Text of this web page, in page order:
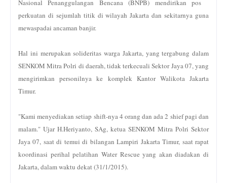
Nasional Penanggulangan Bencana (BNPB) mendirikan pos
perkuatan di sejumlah titik di wilayah Jakarta dan sekitarnya guna
mewaspadai ancaman banjir.
Hal ini merupakan solideritas warga Jakarta, yang tergabung dalam
SENKOM Mitra Polri di daerah, tidak terkecuali Sektor Jaya 07, yang
mengirimkan personilnya ke komplek Kantor Walikota Jakarta
Timur.
"Kami menyediakan setiap shift-nya 4 orang dan ada 2 shief pagi dan
malam." Ujar H.Heriyanto, SAg, ketua SENKOM Mitra Polri Sektor
Jaya 07, saat di temui di bilangan Lampiri Jakarta Timur, saat rapat
koordinasi perihal pelatihan Water Rescue yang akan diadakan di
Jakarta, dalam waktu dekat (31/1/2015).